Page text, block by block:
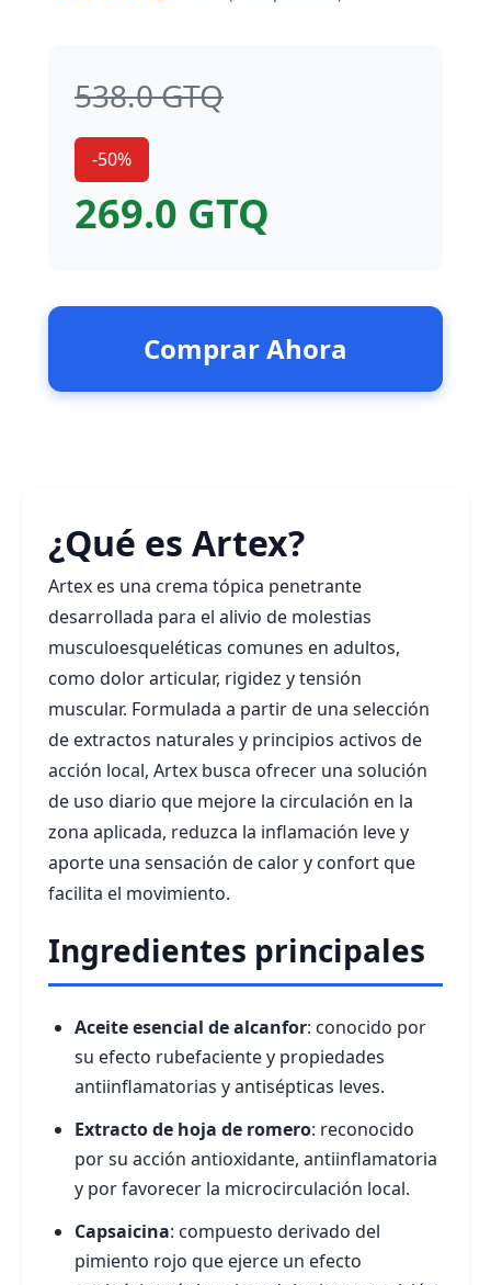
538.0 GTQ
-50%
269.0 GTQ
Comprar Ahora
¿Qué es Artex?
Artex es una crema tópica penetrante
desarrollada para el alivio de molestias
musculoesqueléticas comunes en adultos,
como dolor articular, rigidez y tensión
muscular. Formulada a partir de una selección
de extractos naturales y principios activos de
acción local, Artex busca ofrecer una solución
de uso diario que mejore la circulación en la
zona aplicada, reduzca la inflamación leve y
aporte una sensación de calor y confort que
facilita el movimiento.
Ingredientes principales
Aceite esencial de alcanfor: conocido por
su efecto rubefaciente y propiedades
antiinflamatorias y antisépticas leves.
Extracto de hoja de romero: reconocido
por su acción antioxidante, antiinflamatoria
y por favorecer la microcirculación local.
Capsaicina: compuesto derivado del
pimiento rojo que ejerce un efecto